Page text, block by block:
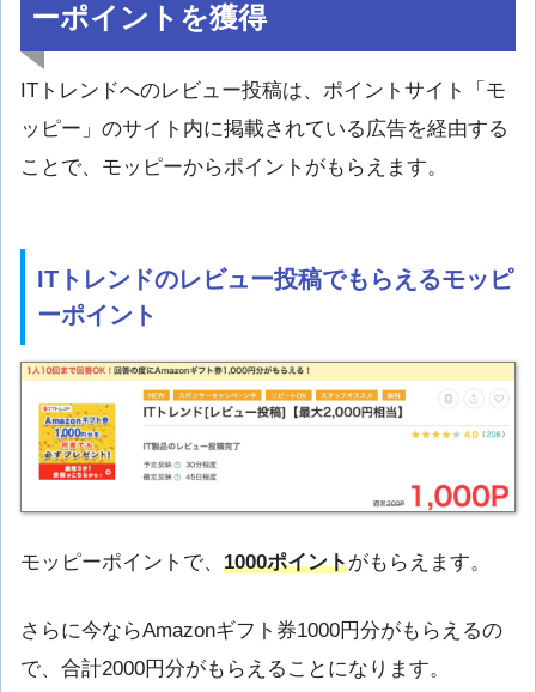
ーポイントを獲得
ITトレンドへのレビュー投稿は、ポイントサイト「モ
ッピー」のサイト内に掲載されている広告を経由する
ことで、モッピーからポイントがもらえます。
ITトレンドのレビュー投稿でもらえるモッピ
ーポイント
モッピーポイントで、 1000ポイントがもらえます。
さらに今ならAmazonギフト券1000円分がもらえるの
で、合計2000円分がもらえることになります。